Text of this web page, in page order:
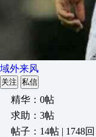
域外来风
关注 私信
精华：0帖
求助：3帖
帖子：14帖 | 1748回